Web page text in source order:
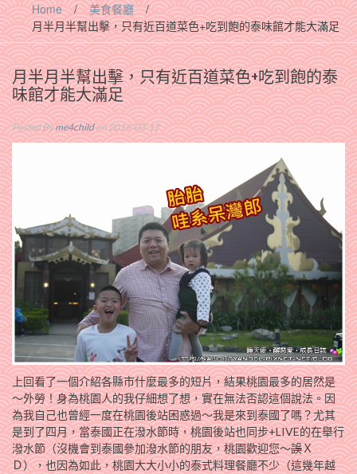
Home / 美食餐廳
/
月半月半幫出擊，只有近百道菜色+吃到飽的泰味館才能大滿足
月半月半幫出擊，只有近百道菜色+吃到飽的泰
味館才能大滿足
Posted Byme4childon 2016-03-17
上回看了一個介紹各縣市什麼最多的短片，結果桃園最多的居然是
～外勞！身為桃園人的我仔細想了想，實在無法否認這個說法。因
為我自己也曾經一度在桃園後站困惑過～我是來到泰國了嗎？尤其
是到了四月，當泰國正在潑水節時，桃園後站也同步+LIVE的在舉行
潑水節（沒機會到泰國參加潑水節的朋友，桃園歡迎您～誤Ｘ
Ｄ），也因為如此，桃園大大小小的泰式料理餐廳不少（這幾年越